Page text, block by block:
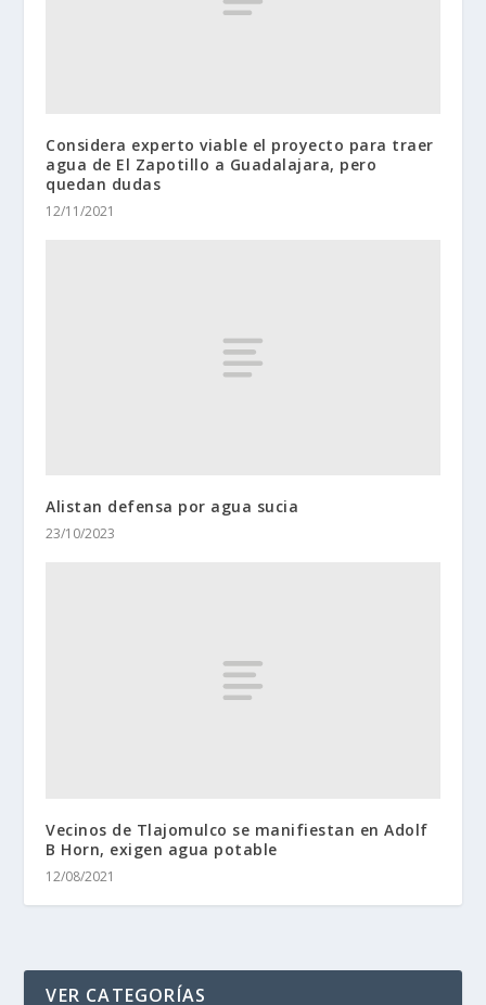
Considera experto viable el proyecto para traer
agua de El Zapotillo a Guadalajara, pero
quedan dudas
12/11/2021
Alistan defensa por agua sucia
23/10/2023
Vecinos de Tlajomulco se manifiestan en Adolf
B Horn, exigen agua potable
12/08/2021
VER CATEGORÍAS